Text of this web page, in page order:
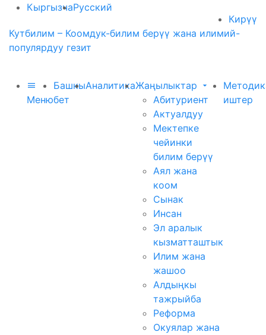
КыргызчаРусский
Кирүү
Кутбилим – Коомдук-билим берүү жана илимий-
популярдуу гезит
Меню
Башкы
бет
АналитикаЖаңылыктар
Абитуриент
Актуалдуу
Мектепке
чейинки
билим берүү
Аял жана
коом
Сынак
Инсан
Эл аралык
кызматташтык
Илим жана
жашоо
Алдыңкы
тажрыйба
Реформа
Окуялар жана
иштер